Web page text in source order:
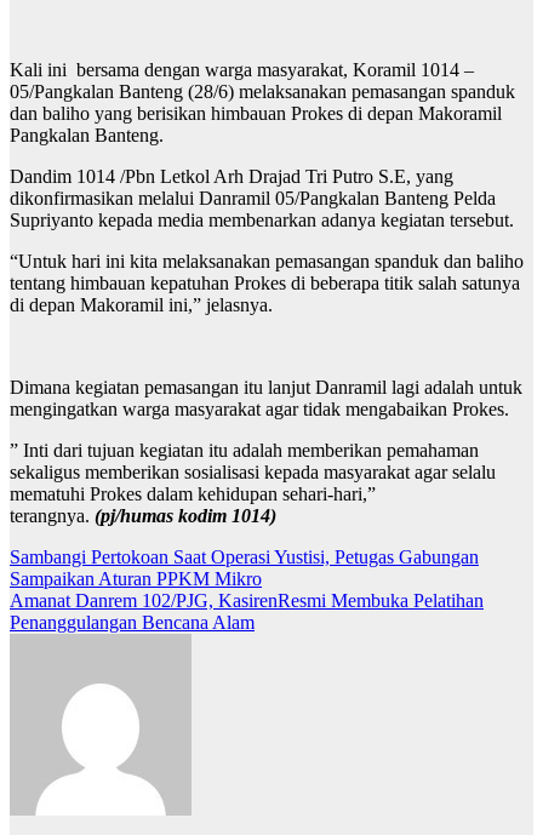
Kali ini bersama dengan warga masyarakat, Koramil 1014 –
05/Pangkalan Banteng (28/6) melaksanakan pemasangan spanduk
dan baliho yang berisikan himbauan Prokes di depan Makoramil
Pangkalan Banteng.
Dandim 1014 /Pbn Letkol Arh Drajad Tri Putro S.E, yang
dikonfirmasikan melalui Danramil 05/Pangkalan Banteng Pelda
Supriyanto kepada media membenarkan adanya kegiatan tersebut.
“Untuk hari ini kita melaksanakan pemasangan spanduk dan baliho
tentang himbauan kepatuhan Prokes di beberapa titik salah satunya
di depan Makoramil ini,” jelasnya.
Dimana kegiatan pemasangan itu lanjut Danramil lagi adalah untuk
mengingatkan warga masyarakat agar tidak mengabaikan Prokes.
” Inti dari tujuan kegiatan itu adalah memberikan pemahaman
sekaligus memberikan sosialisasi kepada masyarakat agar selalu
mematuhi Prokes dalam kehidupan sehari-hari,”
terangnya. (pj/humas kodim 1014)
Navigasi
pos
Sambangi Pertokoan Saat Operasi Yustisi, Petugas Gabungan
Sampaikan Aturan PPKM Mikro
Amanat Danrem 102/PJG, KasirenResmi Membuka Pelatihan
Penanggulangan Bencana Alam